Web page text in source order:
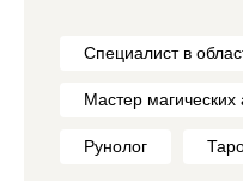
Специалист в
Мастер магических
Рунолог